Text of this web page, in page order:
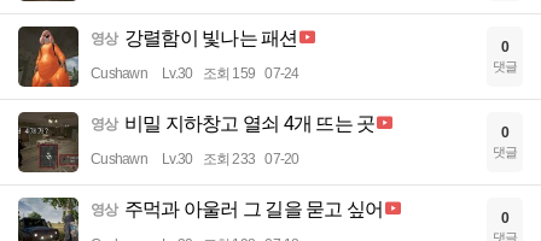
영상 강렬함이 빛나는 패션
Cushawn Lv.30 조회 159 07-24
0
댓글
영상 비밀 지하창고 열쇠 4개 뜨는 곳
Cushawn Lv.30 조회 233 07-20
0
댓글
영상 주먹과 아울러 그 길을 묻고 싶어 0
댓글